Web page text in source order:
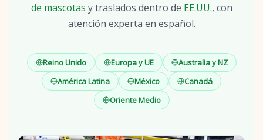
de mascotas y traslados dentro de EE.UU., con
atención experta en español.
Reino Unido Europa y UE
Australia y NZ
América Latina
México
Canadá
Oriente Medio